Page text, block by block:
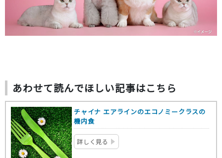
あわせて読んでほしい記事はこちら
チャイナ エアラインのエコノミークラスの
機内食
詳しく見る